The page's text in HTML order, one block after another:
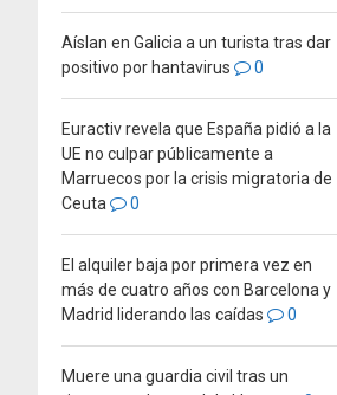
Aíslan en Galicia a un turista tras dar
positivo por hantavirus
0
Euractiv revela que España pidió a la
UE no culpar públicamente a
Marruecos por la crisis migratoria de
Ceuta
0
El alquiler baja por primera vez en
más de cuatro años con Barcelona y
Madrid liderando las caídas
0
Muere una guardia civil tras un